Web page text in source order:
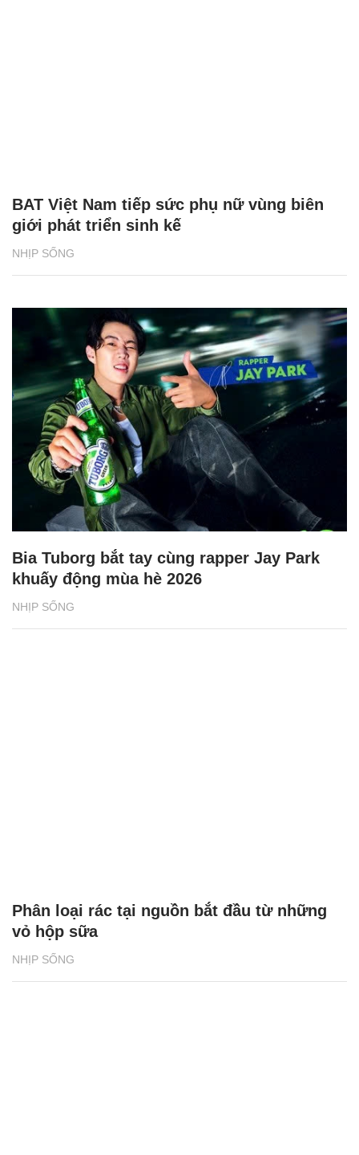
NHỊP SỐNG
BAT Việt Nam tiếp sức phụ nữ vùng biên
giới phát triển sinh kế
NHỊP SỐNG
Bia Tuborg bắt tay cùng rapper Jay Park
khuấy động mùa hè 2026
NHỊP SỐNG
Phân loại rác tại nguồn bắt đầu từ những
vỏ hộp sữa